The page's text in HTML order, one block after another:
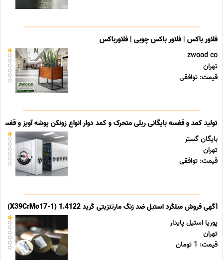
فلاور باکس | فلاور باکس چوبی | فلاورباکس
zwood co
تهران
قیمت: توافقی
تولید کمد و قفسه بایگانی ریلی متحرک و کمد دوار انواع زونکن پوشه آویز و قفسه
بایگان گستر
تهران
قیمت: توافقی
آگهی فروش میلگرد استیل ضد زنگ مارتنزیتی گرید 1.4122 (X39CrMo17-1)
پوریا استیل پایدار
تهران
قیمت: 1 تومان